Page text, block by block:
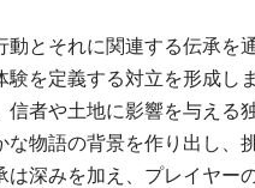
動とそれに関連する伝承を
験を定義する対立を形成し
信者や土地に影響を与える
物語の背景を作り出し、
深みを加え、プレイヤー